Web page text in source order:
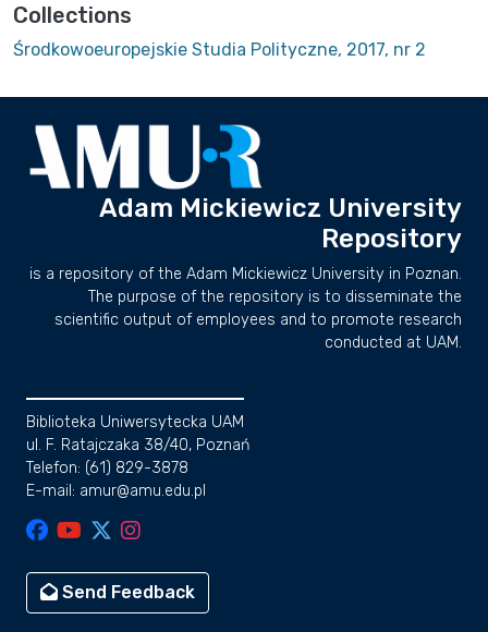
Collections
Środkowoeuropejskie Studia Polityczne, 2017, nr 2
Adam Mickiewicz University
Repository
is a repository of the Adam Mickiewicz University in Poznan.
The purpose of the repository is to disseminate the
scientific output of employees and to promote research
conducted at UAM.
Biblioteka Uniwersytecka UAM
ul. F. Ratajczaka 38/40, Poznań
Telefon: (61) 829-3878
E-mail: amur@amu.edu.pl
Send Feedback